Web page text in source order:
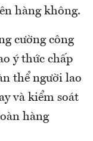
hàng không.
cường công
ý thức chấp
thể người lao
và kiểm soát
hàng